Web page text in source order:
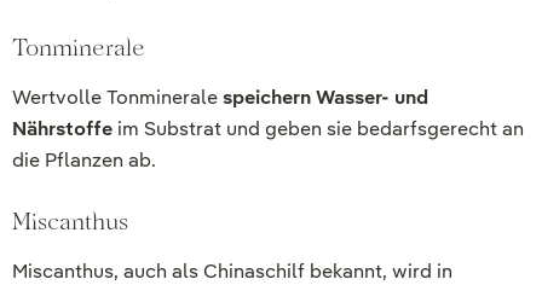
Tonminerale
Wertvolle Tonmineralespeichern Wasser- und
Nährstoffe im Substrat und geben sie bedarfsgerecht an
die Pflanzen ab.
Miscanthus
Miscanthus, auch als Chinaschilf bekannt, wird in